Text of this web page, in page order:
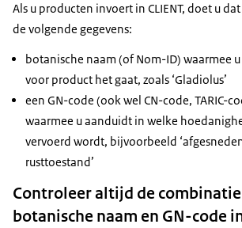
Als u producten invoert in CLIENT, doet u
de volgende gegevens:
botanische naam (of Nom-ID) waarmee
voor product het gaat, zoals ‘Gladiolus’
een GN-code (ook wel CN-code, TARIC-
waarmee u aanduidt in welke
vervoerd wordt, bijvoorbeeld
rusttoestand’
Controleer altijd de
botanische naam en GN-code